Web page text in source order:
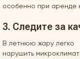
особенно при аренде
3. Следите за
В летнюю жару легко
нарушить